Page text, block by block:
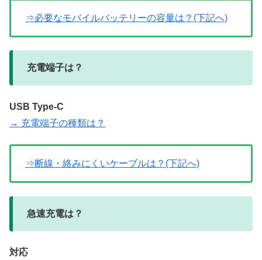
⇒必要なモバイルバッテリーの容量は？(下記へ)
充電端子は？
USB Type-C
→ 充電端子の種類は？
⇒断線・絡みにくいケーブルは？(下記へ)
急速充電は？
対応